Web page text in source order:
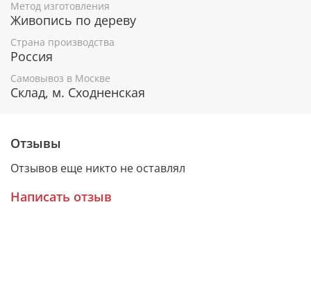
Гарантия подлинности
К каждому живописному образу прикладывается
номерное свидетельство, в котором подробно
расписана вся информация об иконе:
Гарантия соответствия канонам Православной
Подарочная упаковка
Метод изготовления
Живопись по дереву
Страна производства
Россия
Самовывоз в Москве
Склад, м. Сходненская
Отзывы
Отзывов еще никто не оставлял
Написать отзыв